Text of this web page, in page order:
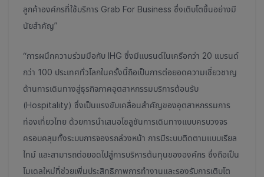
ลูกค้าองค์กรที่ใช้บริการ Grab For Business ซึ่งเติบโตขึ้นอย่างมี
นัยสำคัญ”
“การผนึกความร่วมมือกับ IHG ซึ่งมีแบรนด์ในเครือกว่า 20 แบรนด์
กว่า 100 ประเทศทั่วโลกในครั้งนี้ถือเป็นการต่อยอดความเชี่ยวชาญ
ด้านการเดินทางสู่ธุรกิจภาคอุตสาหกรรมบริการต้อนรับ
(Hospitality) ซึ่งเป็นแรงขับเคลื่อนสำคัญของอุตสาหกรรมการ
ท่องเที่ยวไทย ด้วยการนำเสนอโซลูชันการเดินทางแบบครบวงจร
ครอบคลุมทั้งระบบการจองรถล่วงหน้า การมีระบบติดตามแบบเรียล
ไทม์ และสามารถต่อยอดไปสู่การบริหารต้นทุนขององค์กร ซึ่งถือเป็น
โมเดลใหม่ที่ช่วยเพิ่มประสิทธิภาพการทำงานและรองรับการเติบโต